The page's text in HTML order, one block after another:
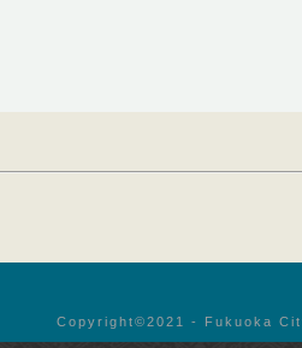
Copyright©︎2021 - Fukuoka